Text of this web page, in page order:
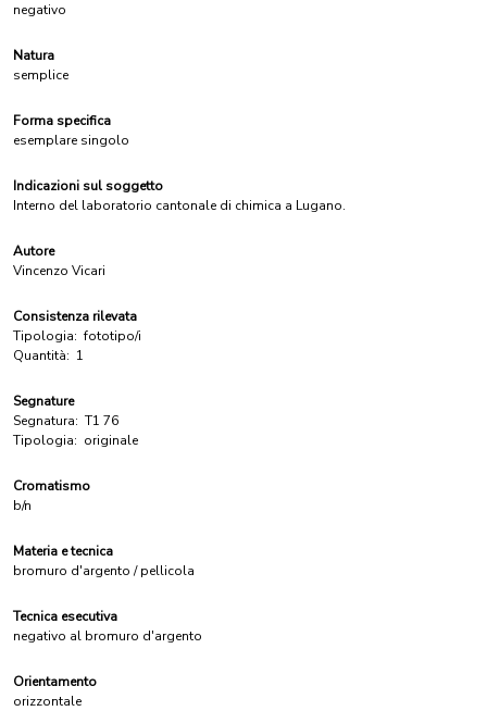
negativo
Natura
semplice
Forma specifica
esemplare singolo
Indicazioni sul soggetto
Interno del laboratorio cantonale di chimica a Lugano.
Autore
Vincenzo Vicari
Consistenza rilevata
Tipologia: fototipo/i
Quantità: 1
Segnature
Segnatura: T1 76
Tipologia: originale
Cromatismo
b/n
Materia e tecnica
bromuro d'argento / pellicola
Tecnica esecutiva
negativo al bromuro d'argento
Orientamento
orizzontale